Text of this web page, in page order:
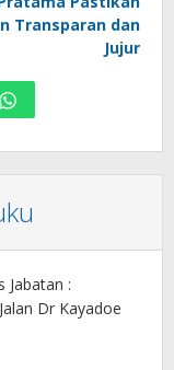
Transparan dan
Jujur
Jabatan :
Dr Kayadoe